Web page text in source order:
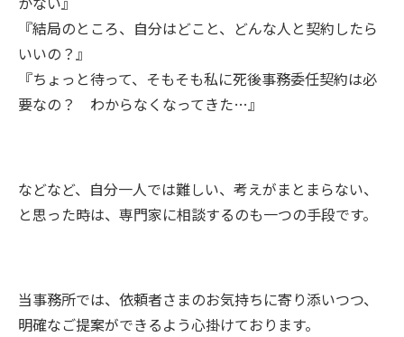
『結局のところ、自分はどこと、どんな人と契約したら
いいの？』
『ちょっと待って、そもそも私に死後事務委任契約は必
要なの？ わからなくなってきた…』
などなど、自分一人では難しい、考えがまとまらない、
と思った時は、専門家に相談するのも一つの手段です。
当事務所では、依頼者さまのお気持ちに寄り添いつつ、
明確なご提案ができるよう心掛けております。